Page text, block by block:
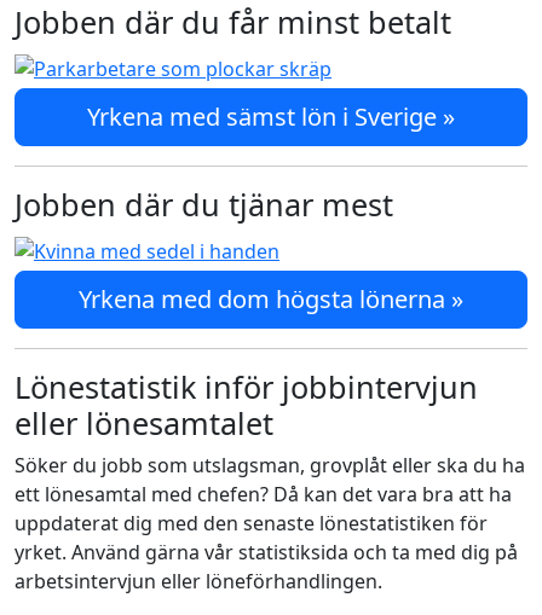
Jobben där du får minst betalt
Yrkena med sämst lön i Sverige »
Jobben där du tjänar mest
Yrkena med dom högsta lönerna »
Lönestatistik inför jobbintervjun
eller lönesamtalet
Söker du jobb som utslagsman, grovplåt eller ska du ha
ett lönesamtal med chefen? Då kan det vara bra att ha
uppdaterat dig med den senaste lönestatistiken för
yrket. Använd gärna vår statistiksida och ta med dig på
arbetsintervjun eller löneförhandlingen.